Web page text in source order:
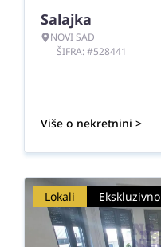
Salajka
NOVI SAD
ŠIFRA: #528441
Više o nekretnini >
Lokali Ekskluzivno